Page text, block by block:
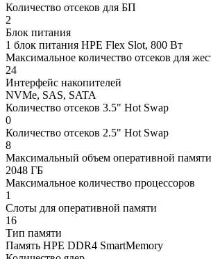
Количество отсеков для БП
2
Блок питания
1 блок питания HPE Flex Slot, 800 Вт
Максимальное количество отсеков для
24
Интерфейс накопителей
NVMe, SAS, SATA
Количество отсеков 3.5" Hot Swap
0
Количество отсеков 2.5" Hot Swap
8
Максимальный объем оперативной памяти
2048 ГБ
Максимальное количество процессоров
1
Слоты для оперативной памяти
16
Тип памяти
Память HPE DDR4 SmartMemory